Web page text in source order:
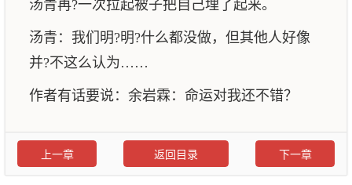
汤青再?一次拉起被子把自己埋了起来。
汤青：我们明?明?什么都没做，但其他人好像
并?不这么认为……
作者有话要说：余岩霖：命运对我还不错？
上一章 返回目录 下一章